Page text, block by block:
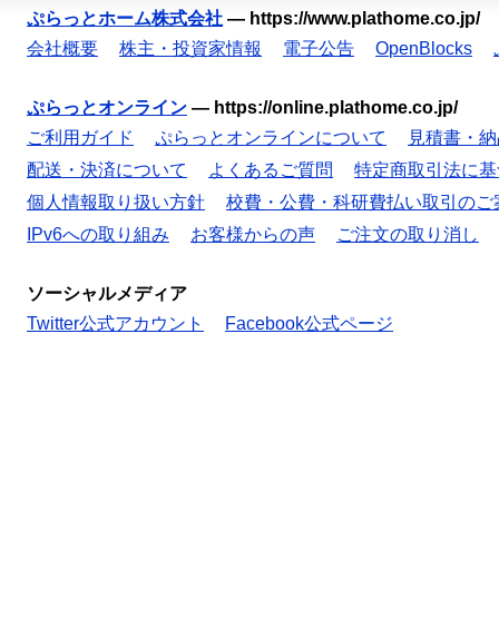
ぷらっとホーム株式会社 — https://www.plathome.co.jp/
会社概要
株主・投資家情報 電子公告 OpenBlocks
ぷらっとオンライン — https://online.plathome.co.jp/
ご利用ガイド
ぷらっとオンラインについて
見積書・
配送・決済について
よくあるご質問
特定商取引法に
個人情報取り扱い方針
校費・公費・科研費払い取引のご
IPv6への取り組み
お客様からの声 ご注文の取り消し
ソーシャルメディア
Twitter公式アカウント
Facebook公式ページ